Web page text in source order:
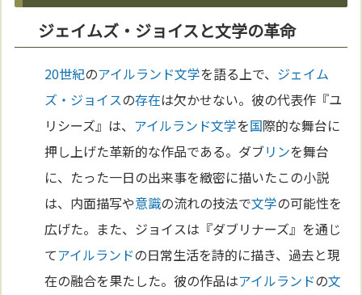
ジェイムズ・ジョイスと文学の革命
20世紀のアイルランド文学を語る上で、 ジェイム
ズ・ジョイスの存在は欠かせない。彼の代表作『ユ
リシーズ』は、 アイルランド文学を国際的な舞台に
押し上げた革新的な作品である。ダブリンを舞台
に、たった一日の出来事を緻密に描いたこの小説
は、内面描写や意識の流れの技法で文学の可能性を
広げた。また、ジョイスは『ダブリナーズ』を通じ
てアイルランドの日常生活を詩的に描き、過去と現
在の融合を果たした。彼の作品はアイルランドの文